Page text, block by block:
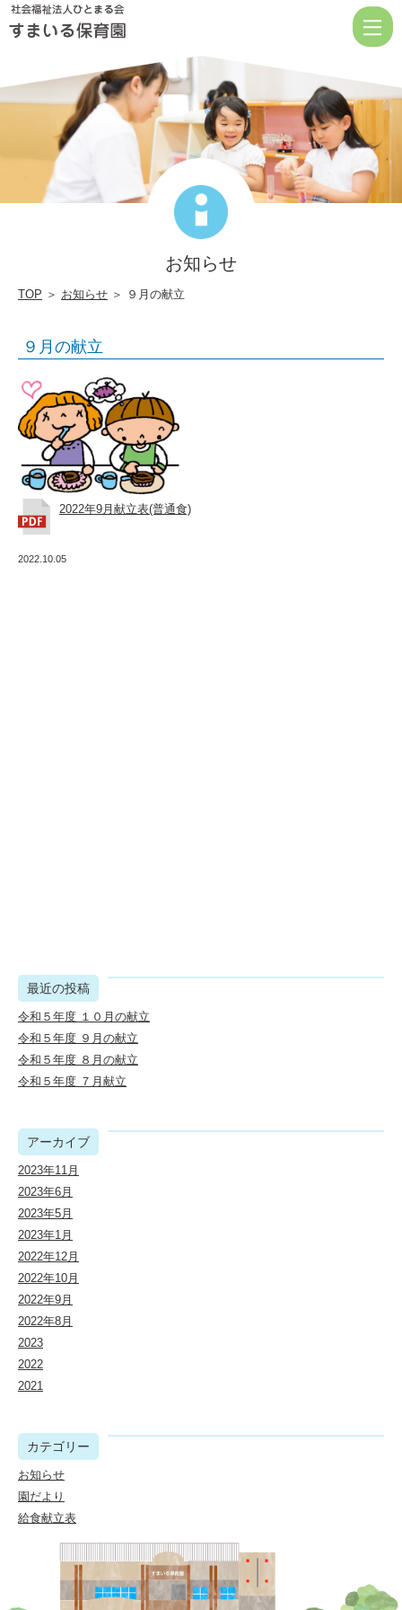
９
月
の
献
立
社
法
ひ
と
ま
る
会
お知らせ
TOP ＞ お知らせ ＞ ９月の献立
９月の献立
2022年9月献立表(普通食)
2022.10.05
最近の投稿
令和５年度 １０月の献立
令和５年度 ９月の献立
令和５年度 ８月の献立
令和５年度 ７月献立
アーカイブ
2023年11月
2023年6月
2023年5月
2023年1月
2022年12月
2022年10月
2022年9月
2022年8月
2023
2022
2021
カテゴリー
お知らせ
園だより
給食献立表